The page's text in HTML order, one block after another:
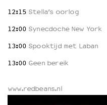
Speciale educatieprogramma’s
Wat we doen
Wie is wie
12:15 Stella’s oorlog
12:00 Synecdoche New York
13:00 Spooktijd met Laban
13:00 Geen bereik
www.redbeans.nl